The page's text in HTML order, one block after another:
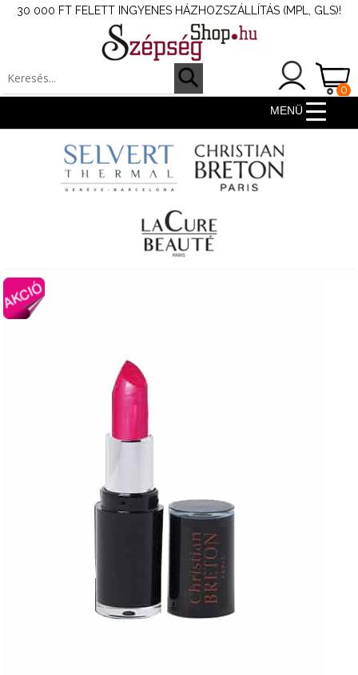
30 000 FT FELETT INGYENES HÁZHOZSZÁLLÍTÁS (MPL, GLS)!
0
MENÜ